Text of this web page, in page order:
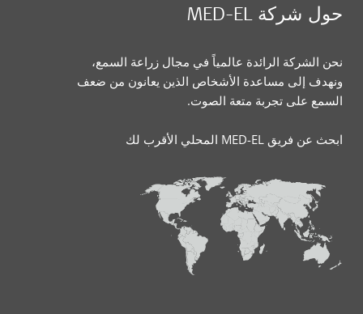
حول شركة MED-EL
نحن الشركة الرائدة عالمياً في مجال زراعة السمع،
ونهدف إلى مساعدة الأشخاص الذين يعانون من ضعف
السمع على تجربة متعة الصوت.
ابحث عن فريق MED-EL المحلي الأقرب لك